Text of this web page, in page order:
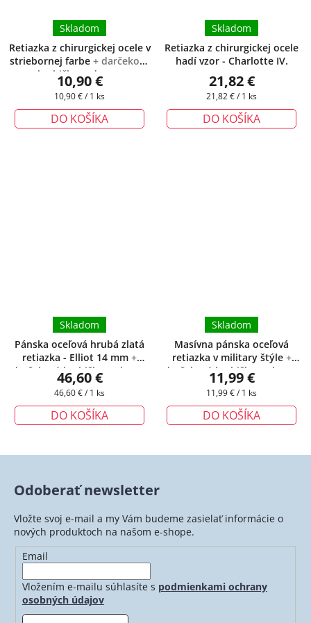
Retiazka z chirurgickej ocele v
striebornej farbe + darčeková
krabička zadarmo
Skladom
10,90 €
Jednotková
10,90 € / 1 ks
DO KOŠÍKA
Retiazka z chirurgickej ocele
hadí vzor - Charlotte IV.
Skladom
21,82 €
Jednotková
21,82 € / 1 ks
DO KOŠÍKA
Pánska oceľová hrubá zlatá
retiazka - Elliot 14 mm +
darčeková krabička zadarmo
Skladom
46,60 €
Jednotková
46,60 € / 1 ks
DO KOŠÍKA
Masívna pánska oceľová
retiazka v military štýle +
darčeková krabička zadarmo
Skladom
11,99 €
Jednotková
11,99 € / 1 ks
DO KOŠÍKA
Odoberať newsletter
Vložte svoj e-mail a my Vám budeme zasielať informácie o
nových produktoch na našom e-shope.
Email
Vložením e-mailu súhlasíte s podmienkami ochrany
osobných údajov